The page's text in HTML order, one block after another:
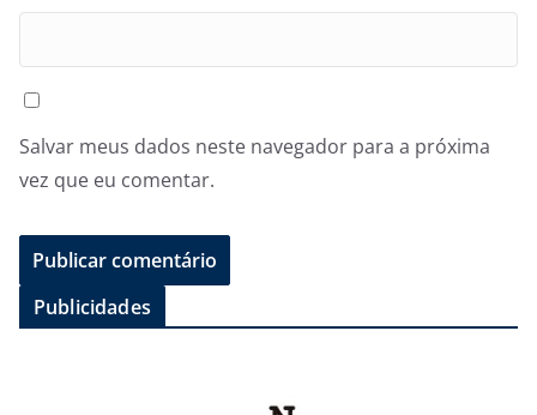
Salvar meus dados neste navegador para a próxima
vez que eu comentar.
Publicidades